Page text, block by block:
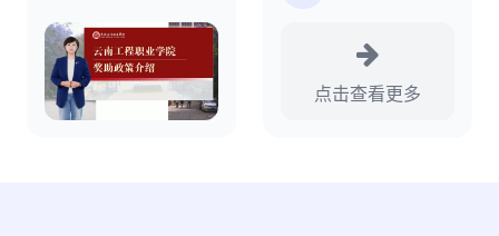
点击查看更多